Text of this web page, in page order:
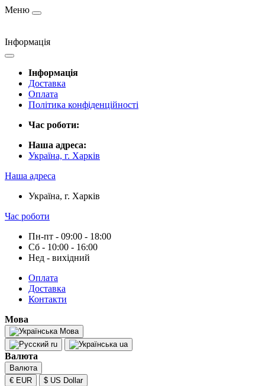
Меню
Інформація
Інформація
Доставка
Оплата
Політика конфіденційності
Час роботи:
Наша адреса:
Україна, г. Харків
Наша адреса
Україна, г. Харків
Час роботи
Пн-пт - 09:00 - 18:00
Сб - 10:00 - 16:00
Нед - вихідний
Оплата
Доставка
Контакти
Мова
Мова
ru
ua
Валюта
Валюта
€ EUR
$ US Dollar